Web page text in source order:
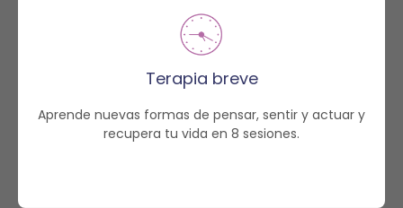
Terapia breve
Aprende nuevas formas de pensar, sentir y actuar y
recupera tu vida en 8 sesiones.